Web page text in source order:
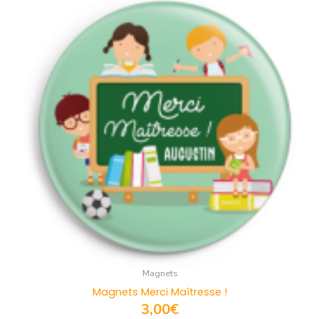
Magnets
Magnets Merci Maîtresse !
3,00€